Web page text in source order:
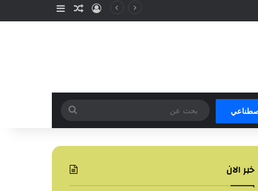
تسجيل الدخول
مقال عشوائي
إضافة عمود
بحث
عن
خبر الان